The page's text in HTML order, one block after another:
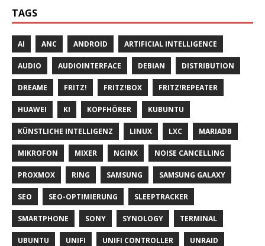
TAGS
AI ANC ANDROID ARTIFICIAL INTELLIGENCE
AUDIO AUDIOINTERFACE DEBIAN DISTRIBUTION
DREAME FRITZ! FRITZ!BOX FRITZ!REPEATER
HUAWEI KI KOPFHÖRER KUBUNTU
KÜNSTLICHE INTELLIGENZ LINUX LXC MARIADB
MIKROFON MIXER NGINX NOISE CANCELLING
PROXMOX RING SAMSUNG SAMSUNG GALAXY
SEO SEO-OPTIMIERUNG SLEEPTRACKER
SMARTPHONE SONY SYNOLOGY TERMINAL
UBUNTU UNIFI UNIFI CONTROLLER UNRAID